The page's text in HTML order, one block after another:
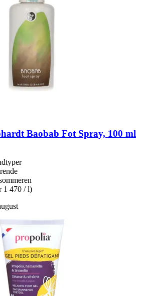
Baobab Fot Spray, 100 ml
1 470 / l)